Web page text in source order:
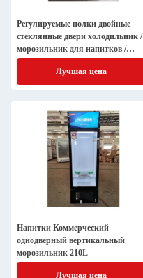
Регулируемые полки двойные
стеклянные двери холодильник /
морозильник для напитков /
пищи
Лучшая цена
Напитки Коммерческий
однодверный вертикальный
морозильник 210L
Лучшая цена